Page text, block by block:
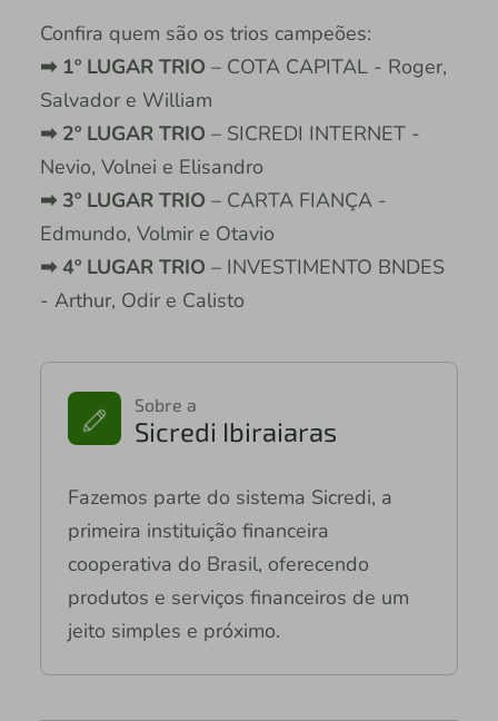
Confira quem são os trios campeões:
➡ 1º LUGAR TRIO – COTA CAPITAL - Roger,
Salvador e William
➡ 2º LUGAR TRIO – SICREDI INTERNET -
Nevio, Volnei e Elisandro
➡ 3º LUGAR TRIO – CARTA FIANÇA -
Edmundo, Volmir e Otavio
➡ 4º LUGAR TRIO – INVESTIMENTO BNDES
- Arthur, Odir e Calisto
Sobre a
Sicredi Ibiraiaras
Fazemos parte do sistema Sicredi, a
primeira instituição financeira
cooperativa do Brasil, oferecendo
produtos e serviços financeiros de um
jeito simples e próximo.